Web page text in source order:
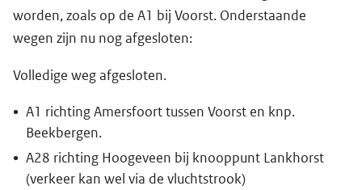
worden, zoals op de A1 bij Voorst. Onderstaande
wegen zijn nu nog afgesloten:
Volledige weg afgesloten.
A1 richting Amersfoort tussen Voorst en knp.
Beekbergen.
A28 richting Hoogeveen bij knooppunt Lankhorst
(verkeer kan wel via de vluchtstrook)